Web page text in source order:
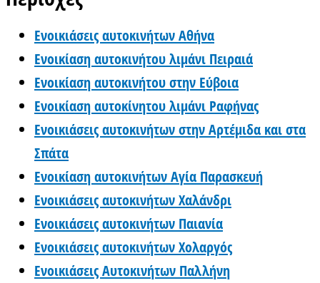
Ενοικιάσεις αυτοκινήτων Αθήνα
Ενοικίαση αυτοκινήτου λιμάνι Πειραιά
Ενοικίαση αυτοκινήτου στην Εύβοια
Ενοικίαση αυτοκίνητου λιμάνι Ραφήνας
Ενοικιάσεις αυτοκινήτων στην Αρτέμιδα και στα
Σπάτα
Ενοικίαση αυτοκινήτων Αγία Παρασκευή
Ενοικιάσεις αυτοκινήτων Χαλάνδρι
Ενοικιάσεις αυτοκινήτων Παιανία
Ενοικιάσεις αυτοκινήτων Χολαργός
Ενοικιάσεις Αυτοκινήτων Παλλήνη